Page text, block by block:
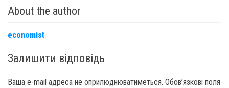
About the author
economist
Залишити відповідь
Ваша e-mail адреса не оприлюднюватиметься. Обов’язкові поля